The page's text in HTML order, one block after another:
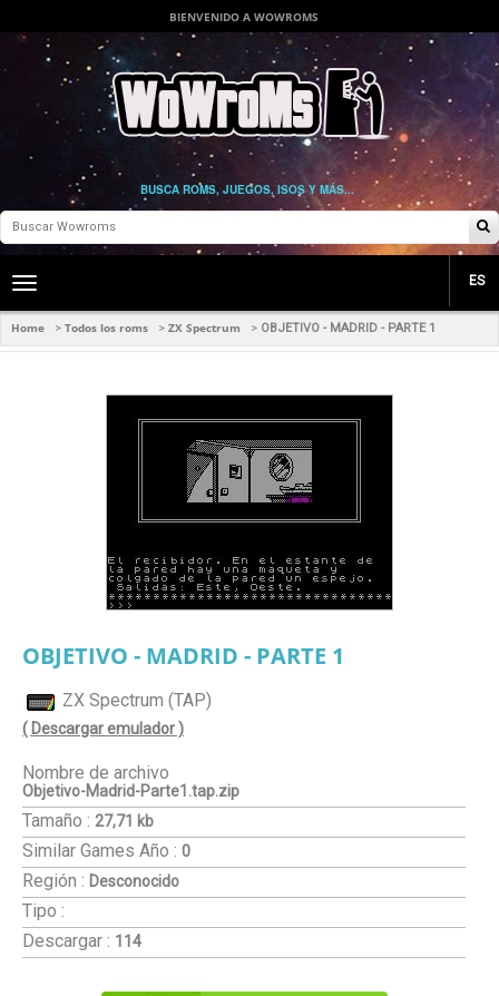
BIENVENIDO A WOWROMS
BUSCA ROMS, JUEGOS, ISOS Y MÁS...
Toggle
navigation
ES
Home > Todos los roms > ZX Spectrum > OBJETIVO - MADRID - PARTE 1
OBJETIVO - MADRID - PARTE 1
ZX Spectrum (TAP)
( Descargar emulador )
Nombre de archivo
Objetivo-Madrid-Parte1.tap.zip
Tamaño : 27,71 kb
Similar Games Año : 0
Región : Desconocido
Tipo :
Descargar : 114